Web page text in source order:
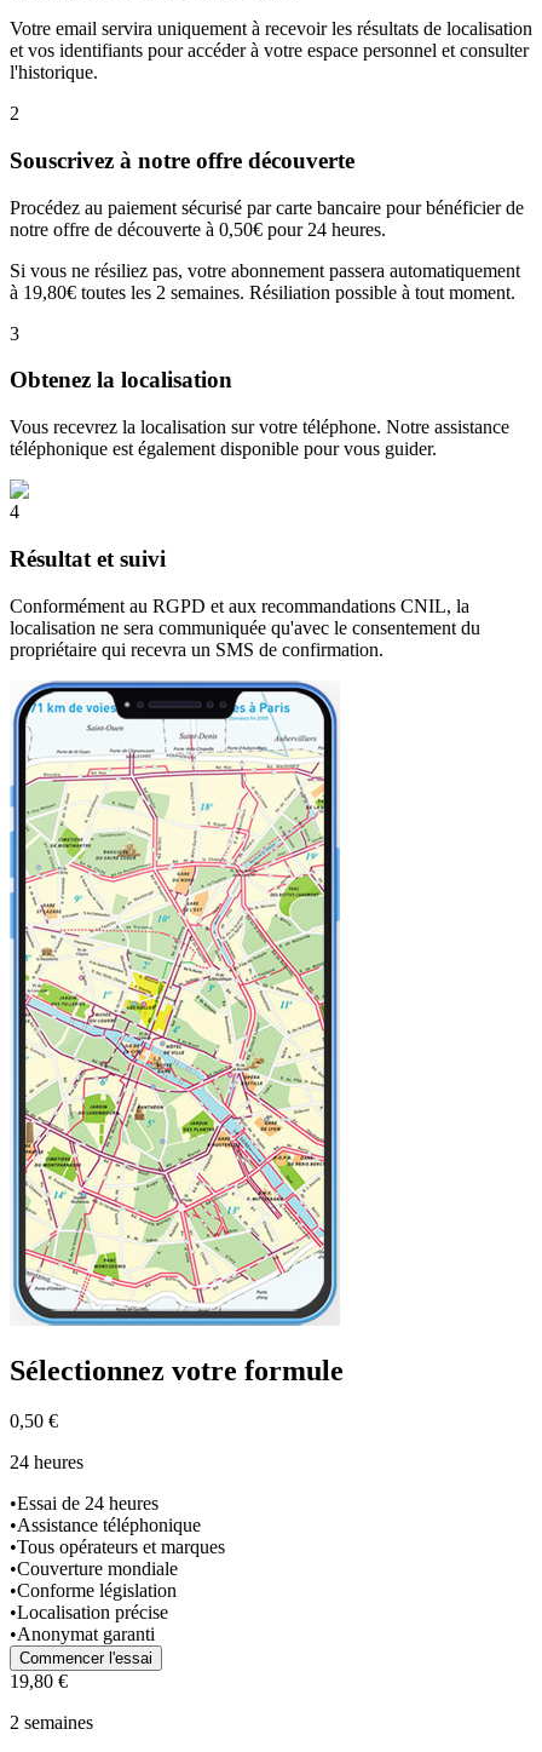
Votre email servira uniquement à recevoir les résultats de localisation
et vos identifiants pour accéder à votre espace personnel et consulter
l'historique.
2
Souscrivez à notre offre découverte
Procédez au paiement sécurisé par carte bancaire pour bénéficier de
notre offre de découverte à 0,50€ pour 24 heures.
Si vous ne résiliez pas, votre abonnement passera automatiquement
à 19,80€ toutes les 2 semaines. Résiliation possible à tout moment.
3
Obtenez la localisation
Vous recevrez la localisation sur votre téléphone. Notre assistance
téléphonique est également disponible pour vous guider.
4
Résultat et suivi
Conformément au RGPD et aux recommandations CNIL, la
localisation ne sera communiquée qu'avec le consentement du
propriétaire qui recevra un SMS de confirmation.
Sélectionnez votre formule
0,50 €
24 heures
•Essai de 24 heures
•Assistance téléphonique
•Tous opérateurs et marques
•Couverture mondiale
•Conforme législation
•Localisation précise
•Anonymat garanti
Commencer l'essai
19,80 €
2 semaines